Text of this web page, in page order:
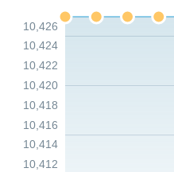
10,412
10,414
10,416
10,418
10,420
10,422
10,424
10,426